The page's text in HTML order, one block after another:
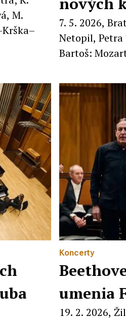
M.
7. 5. 2026,
Netopil, Petra
Bartoš:
Koncerty
umenia
19. 2. 2026,